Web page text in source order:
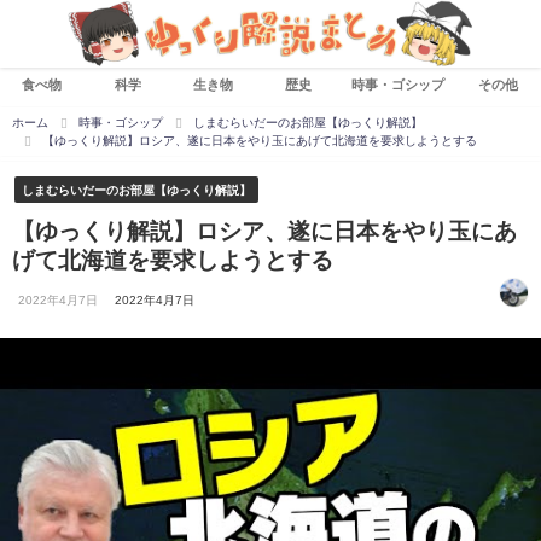
食べ物 科学 生き物 歴史 時事・ゴシップ その他
ホーム 時事・ゴシップ
しまむらいだーのお部屋【ゆっくり解説】
【ゆっくり解説】ロシア、遂に日本をやり玉にあげて北海道を要求しようとする
しまむらいだーのお部屋【ゆっくり解説】
【ゆっくり解説】ロシア、遂に日本をやり玉にあ
げて北海道を要求しようとする
2022年4月7日 2022年4月7日